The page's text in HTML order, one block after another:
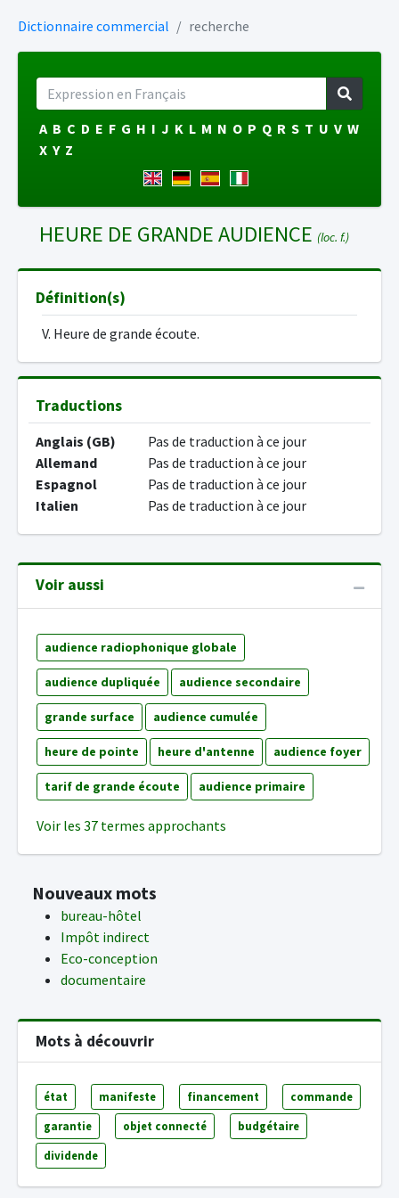
Dictionnaire commercial recherche
A B C D E F G H I J K L M N O P Q R S T U V W
X Y Z
HEURE DE GRANDE AUDIENCE (loc. f.)
Définition(s)
V. Heure de grande écoute.
Traductions
Anglais (GB)
Pas de traduction à ce jour
Allemand
Pas de traduction à ce jour
Espagnol
Pas de traduction à ce jour
Italien
Pas de traduction à ce jour
Voir aussi
audience radiophonique globale
audience dupliquée audience secondaire
grande surface audience cumulée
heure de pointe heure d'antenne audience foyer
tarif de grande écoute audience primaire
Voir les 37 termes approchants
Nouveaux mots
bureau-hôtel
Impôt indirect
Eco-conception
documentaire
Mots à découvrir
état manifeste financement commande
garantie objet connecté budgétaire
dividende